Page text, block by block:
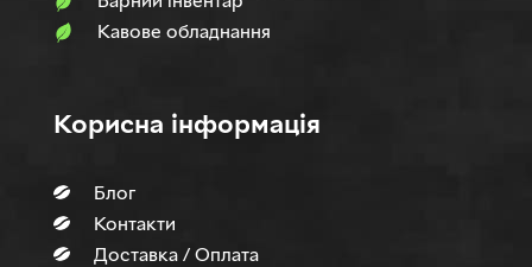
Кавове обладнання
Корисна інформація
Блог
Контакти
Доставка / Оплата